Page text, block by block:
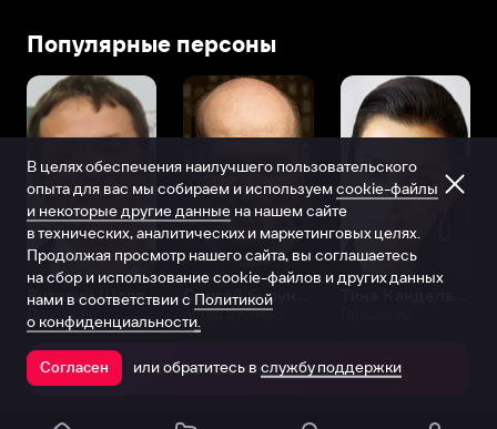
Популярные персоны
Виталий Шляппо
Продюсер Актёр дубляжа
Открыть в приложении
В целях обеспечения наилучшего пользовательского
опыта для вас мы собираем и используем cookie-файлы
и некоторые другие данные на нашем сайте
в технических, аналитических и маркетинговых целях.
Продолжая просмотр нашего сайта, вы соглашаетесь
на сбор и использование cookie-файлов и других данных
нами в соответствии с Политикой
о конфиденциальности.
Согласен или обратитесь в службу поддержки